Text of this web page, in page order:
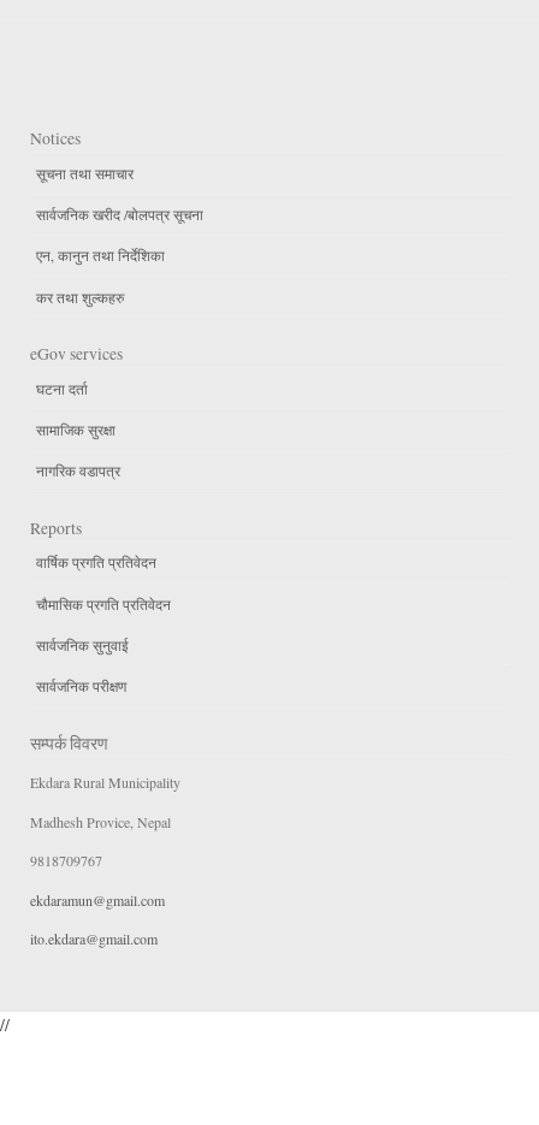
Notices
सूचना तथा समाचार
सार्वजनिक खरीद /बोलपत्र सूचना
एन, कानुन तथा निर्देशिका
कर तथा शुल्कहरु
eGov services
घटना दर्ता
सामाजिक सुरक्षा
नागरिक वडापत्र
Reports
वार्षिक प्रगति प्रतिवेदन
चौमासिक प्रगति प्रतिवेदन
सार्वजनिक सुनुवाई
सार्वजनिक परीक्षण
सम्पर्क विवरण
Ekdara Rural Municipality
Madhesh Provice, Nepal
9818709767
ekdaramun@gmail.com
ito.ekdara@gmail.com
//